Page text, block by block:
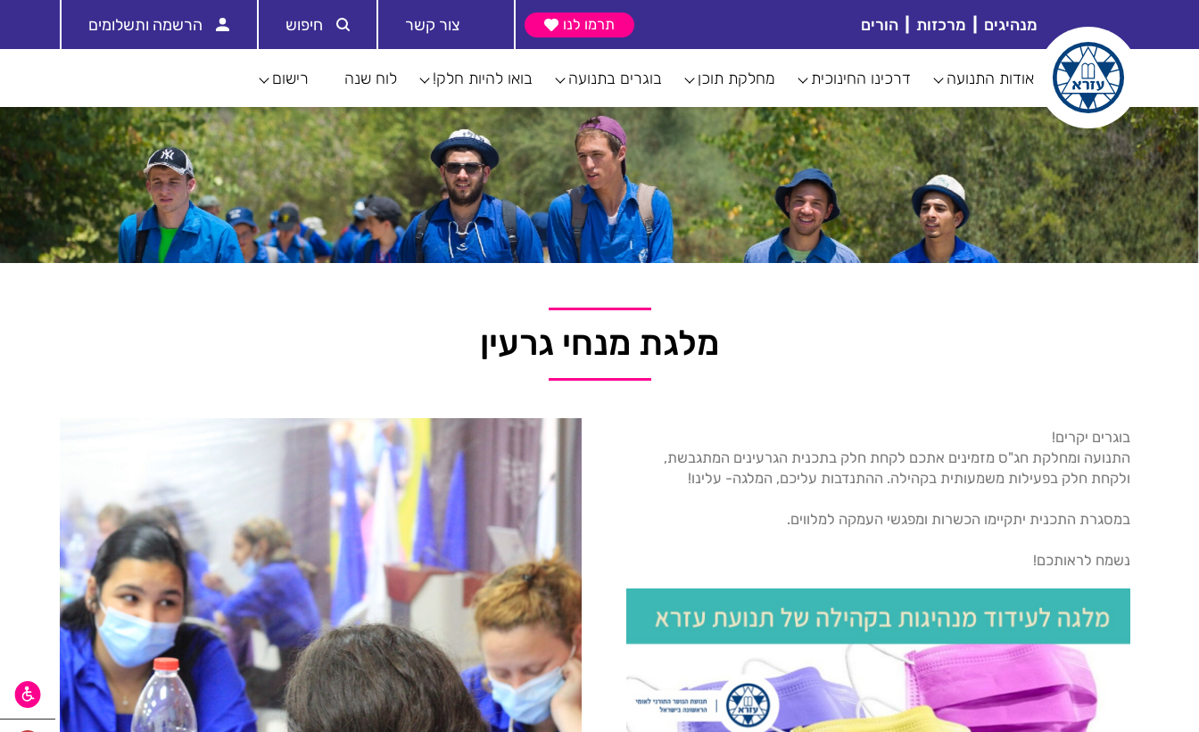
מנהיגים מרכזות הורים תרמו לנו צור קשר חיפוש הרשמה ותשלומים
אודות התנועה דרכינו החינוכית מחלקת תוכן בוגרים בתנועה בואו להיות חלק! לוח שנה רישום
מלגת מנחי גרעין
בוגרים יקרים!
התנועה ומחלקת חג"ס מזמינים אתכם לקחת חלק בתכנית הגרעינים המתגבשת,
ולקחת חלק בפעילות משמעותית בקהילה. ההתנדבות עליכם, המלגה- עלינו!
במסגרת התכנית יתקיימו הכשרות ומפגשי העמקה למלווים.
נשמח לראותכם!